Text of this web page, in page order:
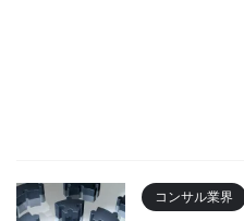
コンサル業界